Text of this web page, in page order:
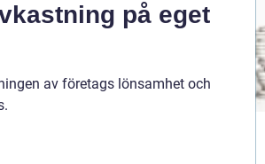
på eget
av företags lönsamhet och